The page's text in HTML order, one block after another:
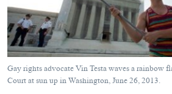
འཚོལ་
ཞིབ་
ལ་
བསྐྱོད།
དྲ་བརྙན་གསར་འགྱུར།
ཁ་བའི་མི་སྣ།
བུད་མེད་ལེ་ཚན།
དཔེ་ཀློག
བགྲོ་གླེང་མདུན་ལྕོག
བསྐྱར་ཞིབ།
པོ་ཊི་ཁ་སི།
དཔེ་ཀློག
Learning English
རྗེས་འབྲངས།
Gay rights advocate Vin Testa waves a rainbow
Court at sun up in Washington, June 26, 2013.